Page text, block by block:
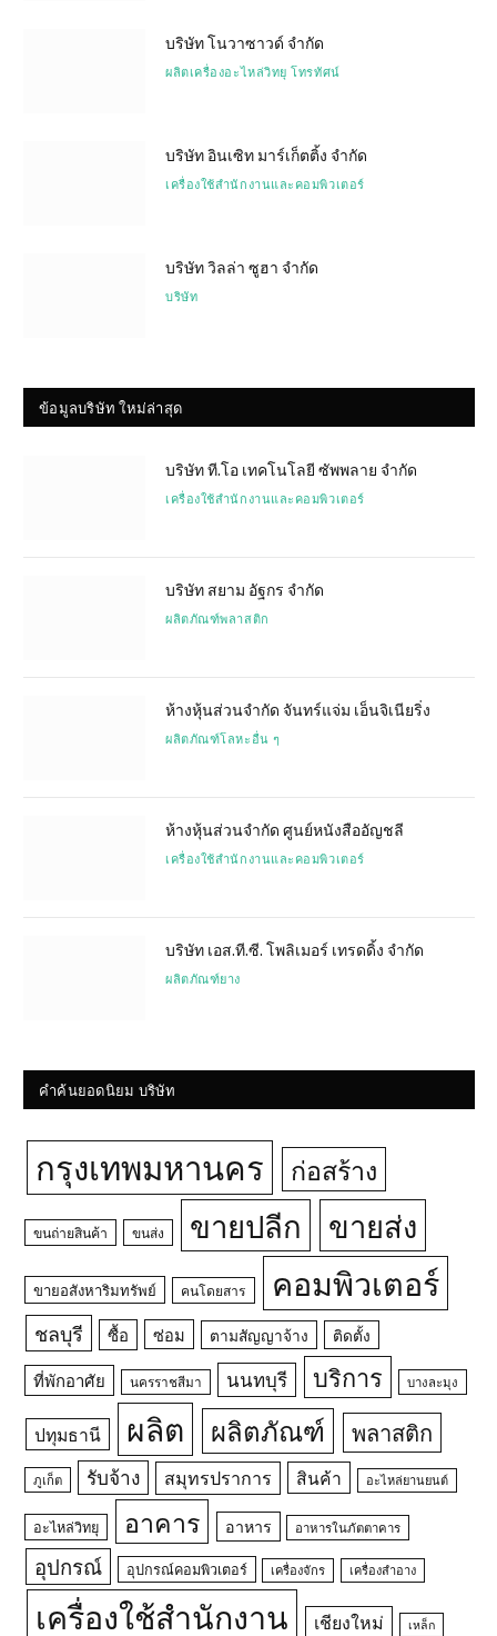
บริษัท โนวาซาวด์ จำกัด
ผลิตเครื่องอะไหล่วิทยุ โทรทัศน์
บริษัท อินเซิท มาร์เก็ตติ้ง จำกัด
เครื่องใช้สำนักงานและคอมพิวเตอร์
บริษัท วิลล่า ซูฮา จำกัด
บริษัท
ข้อมูลบริษัท ใหม่ล่าสุด
บริษัท ที.โอ เทคโนโลยี ซัพพลาย จำกัด
เครื่องใช้สำนักงานและคอมพิวเตอร์
บริษัท สยาม อัฐกร จำกัด
ผลิตภัณฑ์พลาสติก
ห้างหุ้นส่วนจำกัด จันทร์แจ่ม เอ็นจิเนียริ่ง
ผลิตภัณฑ์โลหะอื่น ๆ
ห้างหุ้นส่วนจำกัด ศูนย์หนังสืออัญชลี
เครื่องใช้สำนักงานและคอมพิวเตอร์
บริษัท เอส.ที.ซี. โพลิเมอร์ เทรดดิ้ง จำกัด
ผลิตภัณฑ์ยาง
คำค้นยอดนิยม บริษัท
กรุงเทพมหานคร ก่อสร้าง
ขนถ่ายสินค้า ขนส่ง ขายปลีก ขายส่ง
ขายอสังหาริมทรัพย์ คนโดยสาร คอมพิวเตอร์
ชลบุรี ซื้อ ซ่อม ตามสัญญาจ้าง ติดตั้ง
ที่พักอาศัย นครราชสีมา นนทบุรี บริการ บางละมุง
ปทุมธานี ผลิต ผลิตภัณฑ์ พลาสติก
ภูเก็ต รับจ้าง สมุทรปราการ สินค้า อะไหล่ยานยนต์
อะไหล่วิทยุ อาคาร อาหาร อาหารในภัตตาคาร
อุปกรณ์ อุปกรณ์คอมพิวเตอร์ เครื่องจักร เครื่องสำอาง
เครื่องใช้สำนักงาน เชียงใหม่ เหล็ก